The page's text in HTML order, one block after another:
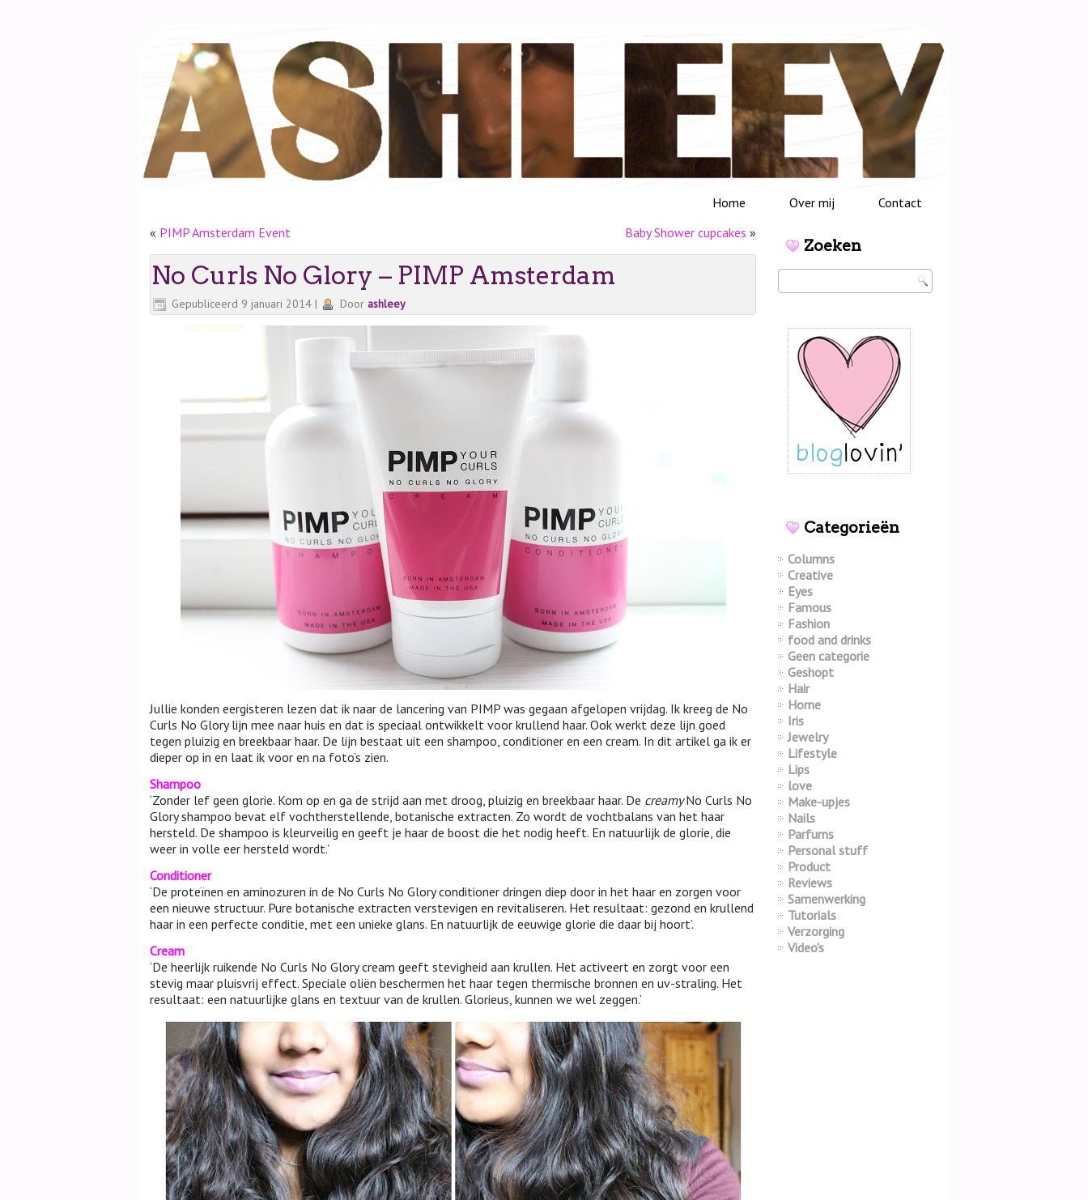
Home Over mij
Contact
« PIMP Amsterdam Event Baby Shower cupcakes »
No Curls No Glory – PIMP Amsterdam
Gepubliceerd 9 januari 2014 | Door ashleey
Jullie konden eergisteren lezen dat ik naar de lancering van PIMP was gegaan afgelopen vrijdag. Ik kreeg de No
Curls No Glory lijn mee naar huis en dat is speciaal ontwikkelt voor krullend haar. Ook werkt deze lijn goed
tegen pluizig en breekbaar haar. De lijn bestaat uit een shampoo, conditioner en een cream. In dit artikel ga ik er
dieper op in en laat ik voor en na foto’s zien.
Shampoo
‘Zonder lef geen glorie. Kom op en ga de strijd aan met droog, pluizig en breekbaar haar. De creamyNo Curls No
Glory shampoo bevat elf vochtherstellende, botanische extracten. Zo wordt de vochtbalans van het haar
hersteld. De shampoo is kleurveilig en geeft je haar de boost die het nodig heeft. En natuurlijk de glorie, die
weer in volle eer hersteld wordt.’
Conditioner
‘De proteïnen en aminozuren in de No Curls No Glory conditioner dringen diep door in het haar en zorgen voor
een nieuwe structuur. Pure botanische extracten verstevigen en revitaliseren. Het resultaat: gezond en krullend
haar in een perfecte conditie, met een unieke glans. En natuurlijk de eeuwige glorie die daar bij hoort’.
Cream
‘De heerlijk ruikende No Curls No Glory cream geeft stevigheid aan krullen. Het activeert en zorgt voor een
stevig maar pluisvrij effect. Speciale oliën beschermen het haar tegen thermische bronnen en uv-straling. Het
resultaat: een natuurlijke glans en textuur van de krullen. Glorieus, kunnen we wel zeggen.’
Zoeken
Categorieën
Columns
Creative
Eyes
Famous
Fashion
food and drinks
Geen categorie
Geshopt
Hair
Home
Iris
Jewelry
Lifestyle
Lips
love
Make-upjes
Nails
Parfums
Personal stuff
Product
Reviews
Samenwerking
Tutorials
Verzorging
Video's